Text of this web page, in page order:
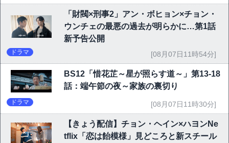
「財閥×刑事2」アン・ボヒョン×チョン・
ウンチェの最悪の過去が明らかに…第1話
新予告公開
ドラマ [08月07日11時54分]
BS12「惜花芷～星が照らす道～」第13-18
話：端午節の夜～家族の裏切り
ドラマ [08月07日11時30分]
【きょう配信】チョン・ヘイン×ハヨンNe
tflix「恋は飴模様」見どころと新スチール